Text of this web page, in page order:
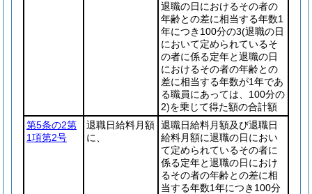
退職の日におけるその者の
年齢との差に相当する年数1
年につき100分の3(退職の日
において定められているそ
の者に係る定年と退職の日
におけるその者の年齢との
差に相当する年数が1年であ
る職員にあっては、100分の
2)を乗じて得た額の合計額
第5条の2第
1項第2号
退職日給料月額
に、
退職日給料月額及び退職日
給料月額に退職の日におい
て定められているその者に
係る定年と退職の日におけ
るその者の年齢との差に相
当する年数1年につき100分